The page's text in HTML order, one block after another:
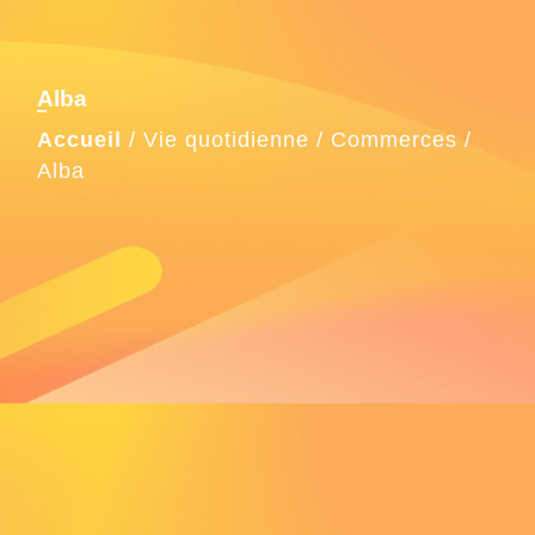
Alba
Accueil / Vie quotidienne / Commerces /
Alba